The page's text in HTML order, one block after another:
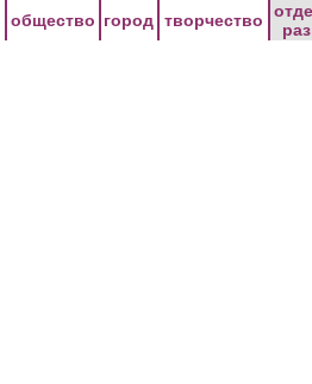
общество город творчество